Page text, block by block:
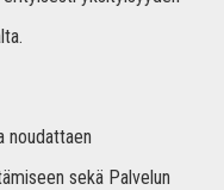
noudattaen
sekä Palvelun